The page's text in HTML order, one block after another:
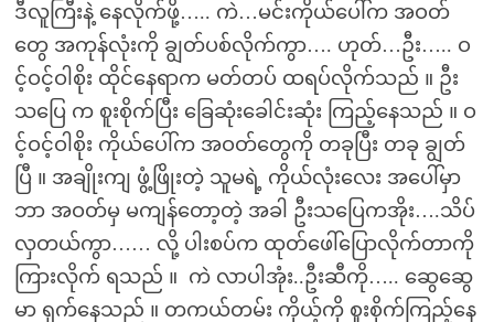
ဒီလူကြီးနဲ့ နေလိုက်ဖို့….. ကဲ…မင်းကိုယ်ပေါ်က အဝတ်
တွေ အကုန်လုံးကို ချွတ်ပစ်လိုက်ကွာ…. ဟုတ်…ဦး….. ဝ
င့်ဝင့်ဝါစိုး ထိုင်နေရာက မတ်တပ် ထရပ်လိုက်သည် ။ ဦး
သပြေ က စူးစိုက်ပြီး ခြေဆုံးခေါင်းဆုံး ကြည့်နေသည် ။ ဝ
င့်ဝင့်ဝါစိုး ကိုယ်ပေါ်က အဝတ်တွေကို တခုပြီး တခု ချွတ်
ပြီ ။ အချိုးကျ ဖွံ့ဖြိုးတဲ့ သူမရဲ့ ကိုယ်လုံးလေး အပေါ်မှာ
ဘာ အဝတ်မှ မကျန်တော့တဲ့ အခါ ဦးသပြေကအိုး….သိပ်
လှတယ်ကွာ…… လို့ ပါးစပ်က ထုတ်ဖေါ်ပြောလိုက်တာကို
ကြားလိုက် ရသည် ။ ကဲ လာပါအုံး..ဦးဆီကို….. ဆွေဆွေ
မာ ရှက်နေသည် ။ တကယ်တမ်း ကိုယ့်ကို စူးစိုက်ကြည့်နေ